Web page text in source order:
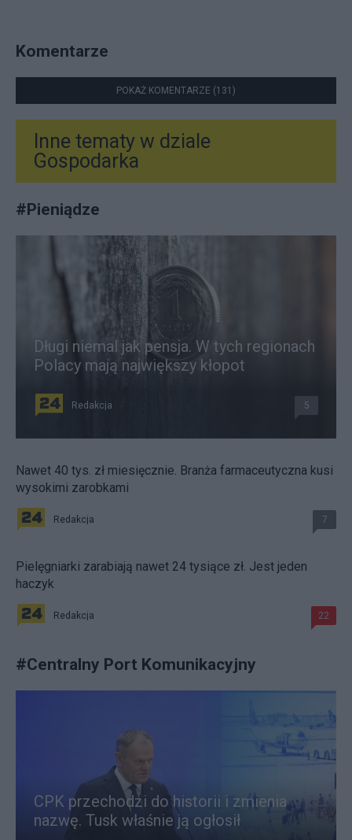
Komentarze
POKAŻ KOMENTARZE (131)
Inne tematy w dziale
Gospodarka
#Pieniądze
Długi niemal jak pensja. W tych regionach
Polacy mają największy kłopot
Redakcja 5
Nawet 40 tys. zł miesięcznie. Branża farmaceutyczna kusi
wysokimi zarobkami
Redakcja 7
Pielęgniarki zarabiają nawet 24 tysiące zł. Jest jeden
haczyk
Redakcja 22
#Centralny Port Komunikacyjny
CPK przechodzi do historii i zmienia
nazwę. Tusk właśnie ją ogłosił